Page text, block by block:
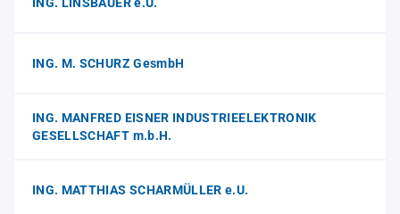
ING. M. SCHURZ GesmbH
ING. MANFRED EISNER INDUSTRIEELEKTRONIK
GESELLSCHAFT m.b.H.
ING. MATTHIAS SCHARMÜLLER e.U.